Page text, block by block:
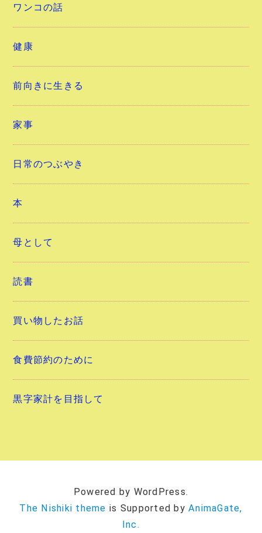
ワンコの話
健康
前向きに生きる
家事
日常のつぶやき
本
母として
読書
買い物したお話
食費節約のために
黒字家計を目指して
Powered by WordPress.
The Nishiki theme is Supported byAnimaGate,
Inc.